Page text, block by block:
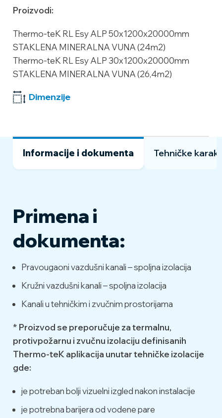
Proizvodi:
Thermo-teK RL Esy ALP 50x1200x20000mm
STAKLENA MINERALNA VUNA (24m2)
Thermo-teK RL Esy ALP 30x1200x20000mm
STAKLENA MINERALNA VUNA (26,4m2)
Dimenzije
Informacije i dokumenta Tehničke
Primena i
dokumenta:
Pravougaoni vazdušni kanali – spoljna izolacija
Kružni vazdušni kanali – spoljna izolacija
Kanali u tehničkim i zvučnim prostorijama
* Proizvod se preporučuje za termalnu,
protivpožarnu i zvučnu izolaciju definisanih
Thermo-teK aplikacija unutar tehničke izolacije
gde:
je potreban bolji vizuelni izgled nakon instalacije
je potrebna barijera od vodene pare
Opis Oznaka
provodljivost
od
ϑ
λ
0,034
20
0,036
40
60
0,044
debljina
sloja za
difuziju
≥ 200